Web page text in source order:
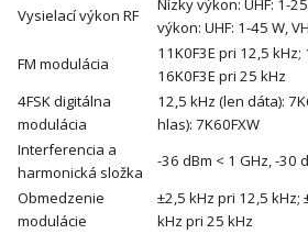
Vysielací výkon RF
Nízky výkon: UHF: 1-
výkon: UHF: 1-45 W,
FM modulácia
11K0F3E pri 12,5 kHz;
16K0F3E pri 25 kHz
4FSK digitálna
modulácia
12,5 kHz (len dáta):
hlas): 7K60FXW
Interferencia a
harmonická složka
-36 dBm < 1 GHz, -30
Obmedzenie
modulácie
±2,5 kHz pri 12,5 kHz;
kHz pri 25 kHz